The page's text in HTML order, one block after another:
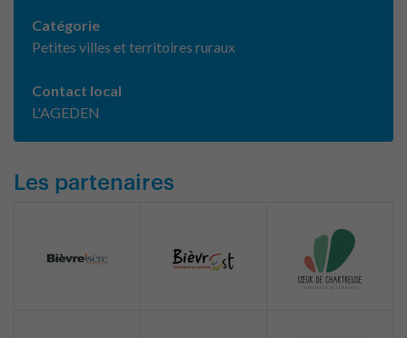
Catégorie
Petites villes et territoires ruraux
Contact local
L'AGEDEN
Les partenaires